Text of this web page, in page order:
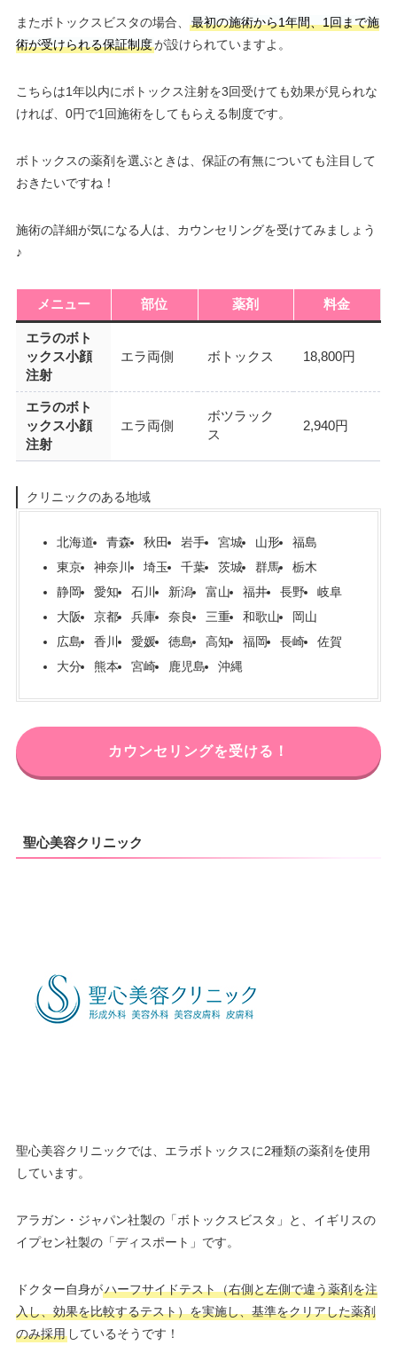
またボトックスビスタの場合、
最初の施術から1年間、1回まで施
術が受けられる保証制度が設けられていますよ。
こちらは1年以内にボトックス注射を3回受けても効果が見られな
ければ、0円で1回施術をしてもらえる制度です。
ボトックスの薬剤を選ぶときは、保証の有無についても注目して
おきたいですね！
施術の詳細が気になる人は、カウンセリングを受けてみましょう
♪
メニュー 部位 薬剤 料金
エラのボト
ックス小顔
注射
エラ両側 ボトックス 18,800円
エラのボト
ックス小顔
注射
エラ両側
ボツラック
ス
2,940円
クリニックのある地域
北海道 青森 秋田 岩手 宮城 山形
福島
東京
神奈川 埼玉 千葉 茨城 群馬
栃木
静岡
愛知 石川 新潟 富山 福井 長野
岐阜
大阪
京都 兵庫 奈良 三重 和歌山
岡山
広島
香川 愛媛 徳島 高知 福岡 長崎
佐賀
大分
熊本 宮崎 鹿児島 沖縄
カウンセリングを受ける！
聖心美容クリニック
聖心美容クリニックでは、エラボトックスに2種類の薬剤を使用
しています。
アラガン・ジャパン社製の「ボトックスビスタ」と、イギリスの
イプセン社製の「ディスポート」です。
ドクター自身がハーフサイドテスト（右側と左側で違う薬剤を注
入し、効果を比較するテスト）を実施し、基準をクリアした薬剤
のみ採用しているそうです！